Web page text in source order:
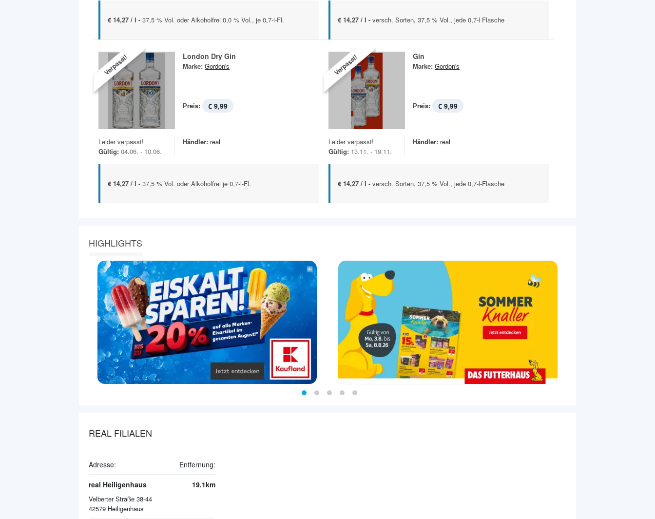
€ 14,27 / l - 37,5 % Vol. oder Alkoholfrei 0,0 % Vol., je 0,7-l-Fl. € 14,27 / l - versch. Sorten, 37,5 % Vol., jede 0,7-l Flasche
Verpasst! London Dry Gin
Marke: Gordon's
Preis: € 9,99
Leider verpasst!
Gültig: 04.06. - 10.06.
Händler: real
€ 14,27 / l - 37,5 % Vol. oder Alkoholfrei je 0,7-l-Fl.
Verpasst! Gin
Marke: Gordon's
Preis: € 9,99
Leider verpasst!
Gültig: 13.11. - 19.11.
Händler: real
€ 14,27 / l - versch. Sorten, 37,5 % Vol., jede 0,7-l-Flasche
HIGHLIGHTS
REAL FILIALEN
Adresse: Entfernung:
real Heiligenhaus
Velberter Straße 38-44
42579 Heiligenhaus
19.1km